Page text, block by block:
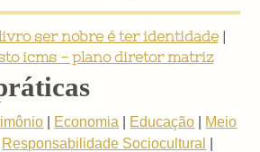
ser nobre é ter identidade|
icms - plano diretor matriz
Economia Educação
Meio
Responsabilidade Sociocultural